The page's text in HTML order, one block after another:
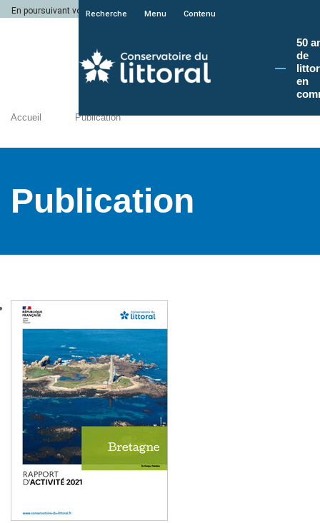
En poursuivant votre navigation sur le site du Conservatoire du littoral, vous
Recherche Menu Contenu
50
de
en
Accueil Publication
Publication